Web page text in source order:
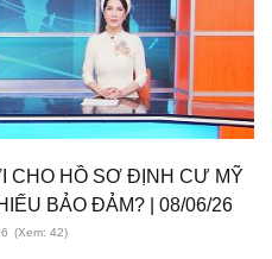
CHO HỒ SƠ ĐỊNH CƯ MỸ
BẢO ĐẢM? | 08/06/26
(Xem: 42)